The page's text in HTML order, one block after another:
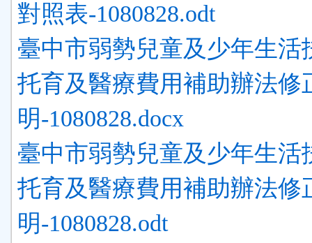
對照表-1080828.odt
臺中市弱勢兒童及少年生活
托育及醫療費用補助辦法修
明-1080828.docx
臺中市弱勢兒童及少年生活
托育及醫療費用補助辦法修
明-1080828.odt